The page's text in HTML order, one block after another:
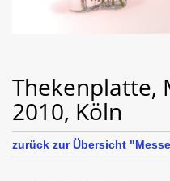
Thekenplatte,
2010, Köln
zurück zur Übersicht